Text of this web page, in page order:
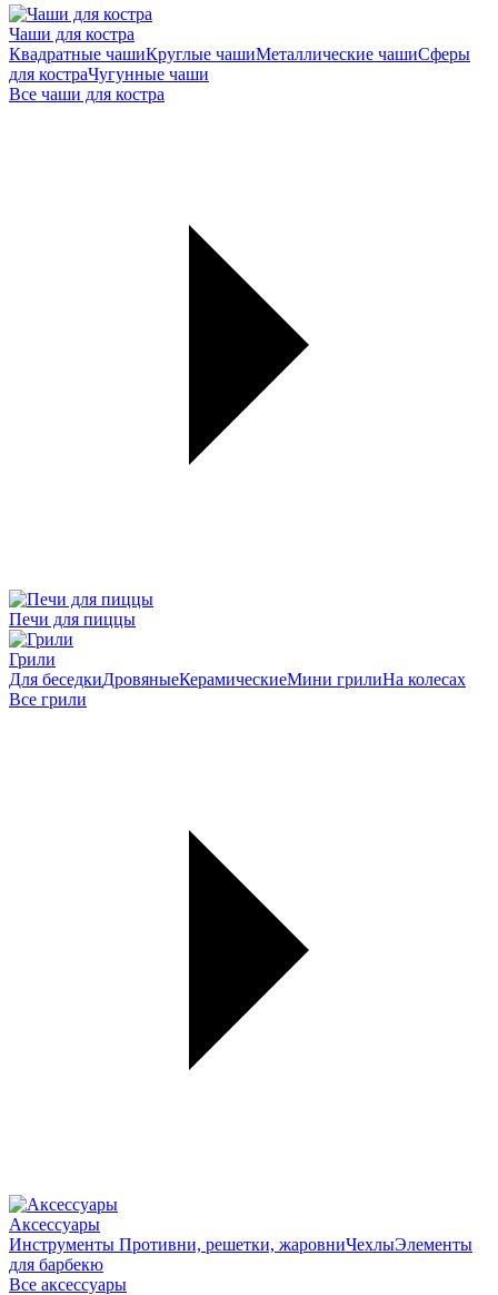
Чаши для костра
Квадратные чашиКруглые чашиМеталлические чашиСферы
для костраЧугунные чаши
Все чаши для костра
Печи для пиццы
Грили
Для беседкиДровяныеКерамическиеМини грилиНа колесах
Все грили
Аксессуары
Инструменты Противни, решетки, жаровниЧехлыЭлементы
для барбекю
Все аксессуары